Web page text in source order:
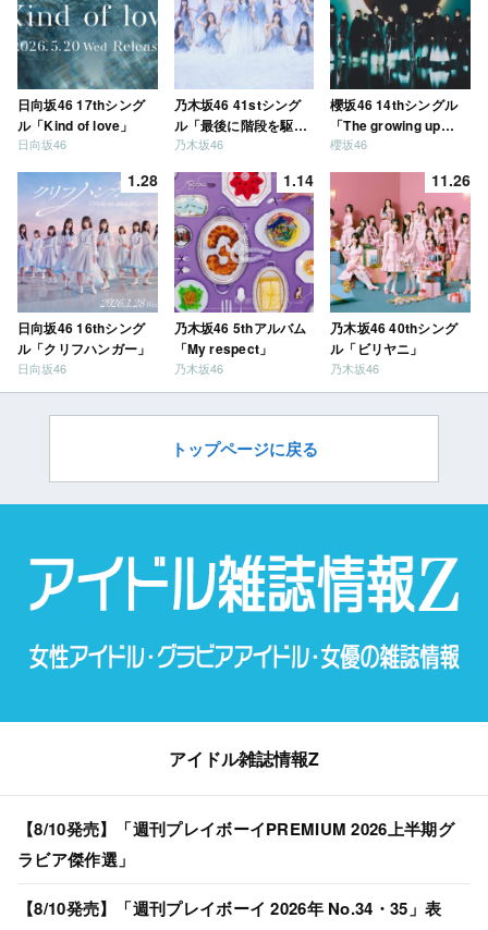
日向坂46 17thシング
ル「Kind of love」
日向坂46
乃木坂46 41stシング
ル「最後に階段を駆け
上がったのはいつ
乃木坂46
櫻坂46 14thシングル
「The growing up
train」
櫻坂46
1.28
日向坂46 16thシング
ル「クリフハンガー」
日向坂46
1.14
乃木坂46 5thアルバム
「My respect」
乃木坂46
11.26
乃木坂46 40thシング
ル「ビリヤニ」
乃木坂46
トップページに戻る
アイドル雑誌情報Z
【8/10発売】「週刊プレイボーイPREMIUM 2026上半期グ
ラビア傑作選」
【8/10発売】「週刊プレイボーイ 2026年 No.34・35」表